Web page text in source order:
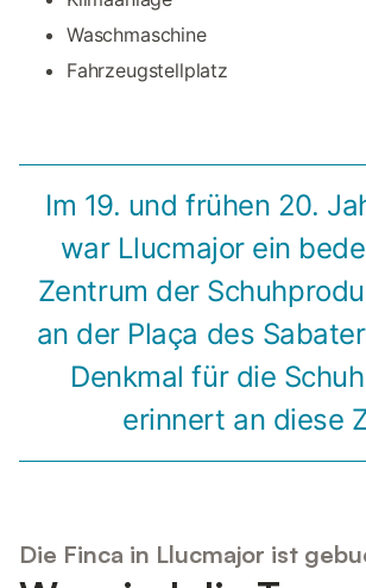
Waschmaschine
Fahrzeugstellplatz
Im 19. und frühen 20.
war Llucmajor ein
Zentrum der
an der Plaça des
Denkmal für die
erinnert an diese
Die Finca in Llucmajor ist